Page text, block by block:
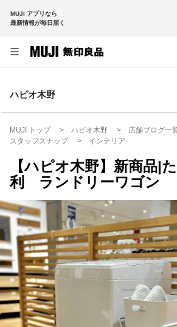
MUJI アプリなら
最新情報が毎日届く
ハピオ木野
MUJI トップ ハピオ木野
店舗ブログ一
スタッフスナップ
インテリア
【ハピオ木野】新商品|
利 ランドリーワゴン